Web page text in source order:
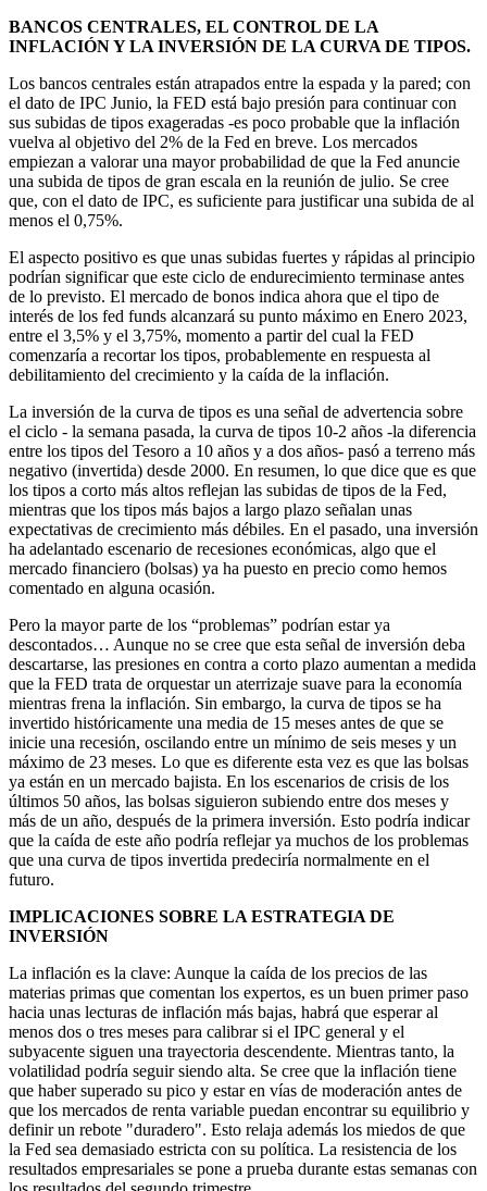
BANCOS CENTRALES, EL CONTROL DE LA
INFLACIÓN Y LA INVERSIÓN DE LA CURVA DE TIPOS.
Los bancos centrales están atrapados entre la espada y la pared; con
el dato de IPC Junio, la FED está bajo presión para continuar con
sus subidas de tipos exageradas -es poco probable que la inflación
vuelva al objetivo del 2% de la Fed en breve. Los mercados
empiezan a valorar una mayor probabilidad de que la Fed anuncie
una subida de tipos de gran escala en la reunión de julio. Se cree
que, con el dato de IPC, es suficiente para justificar una subida de al
menos el 0,75%.
El aspecto positivo es que unas subidas fuertes y rápidas al principio
podrían significar que este ciclo de endurecimiento terminase antes
de lo previsto. El mercado de bonos indica ahora que el tipo de
interés de los fed funds alcanzará su punto máximo en Enero 2023,
entre el 3,5% y el 3,75%, momento a partir del cual la FED
comenzaría a recortar los tipos, probablemente en respuesta al
debilitamiento del crecimiento y la caída de la inflación.
La inversión de la curva de tipos es una señal de advertencia sobre
el ciclo - la semana pasada, la curva de tipos 10-2 años -la diferencia
entre los tipos del Tesoro a 10 años y a dos años- pasó a terreno más
negativo (invertida) desde 2000. En resumen, lo que dice que es que
los tipos a corto más altos reflejan las subidas de tipos de la Fed,
mientras que los tipos más bajos a largo plazo señalan unas
expectativas de crecimiento más débiles. En el pasado, una inversión
ha adelantado escenario de recesiones económicas, algo que el
mercado financiero (bolsas) ya ha puesto en precio como hemos
comentado en alguna ocasión.
Pero la mayor parte de los “problemas” podrían estar ya
descontados… Aunque no se cree que esta señal de inversión deba
descartarse, las presiones en contra a corto plazo aumentan a medida
que la FED trata de orquestar un aterrizaje suave para la economía
mientras frena la inflación. Sin embargo, la curva de tipos se ha
invertido históricamente una media de 15 meses antes de que se
inicie una recesión, oscilando entre un mínimo de seis meses y un
máximo de 23 meses. Lo que es diferente esta vez es que las bolsas
ya están en un mercado bajista. En los escenarios de crisis de los
últimos 50 años, las bolsas siguieron subiendo entre dos meses y
más de un año, después de la primera inversión. Esto podría indicar
que la caída de este año podría reflejar ya muchos de los problemas
que una curva de tipos invertida predeciría normalmente en el
futuro.
IMPLICACIONES SOBRE LA ESTRATEGIA DE
INVERSIÓN
La inflación es la clave: Aunque la caída de los precios de las
materias primas que comentan los expertos, es un buen primer paso
hacia unas lecturas de inflación más bajas, habrá que esperar al
menos dos o tres meses para calibrar si el IPC general y el
subyacente siguen una trayectoria descendente. Mientras tanto, la
volatilidad podría seguir siendo alta. Se cree que la inflación tiene
que haber superado su pico y estar en vías de moderación antes de
que los mercados de renta variable puedan encontrar su equilibrio y
definir un rebote "duradero". Esto relaja además los miedos de que
la Fed sea demasiado estricta con su política. La resistencia de los
resultados empresariales se pone a prueba durante estas semanas con